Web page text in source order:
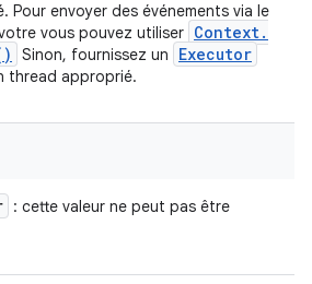
Pour envoyer des événements via le
vous pouvez utiliser Context.
) Sinon, fournissez un Executor
thread approprié.
: cette valeur ne peut pas être